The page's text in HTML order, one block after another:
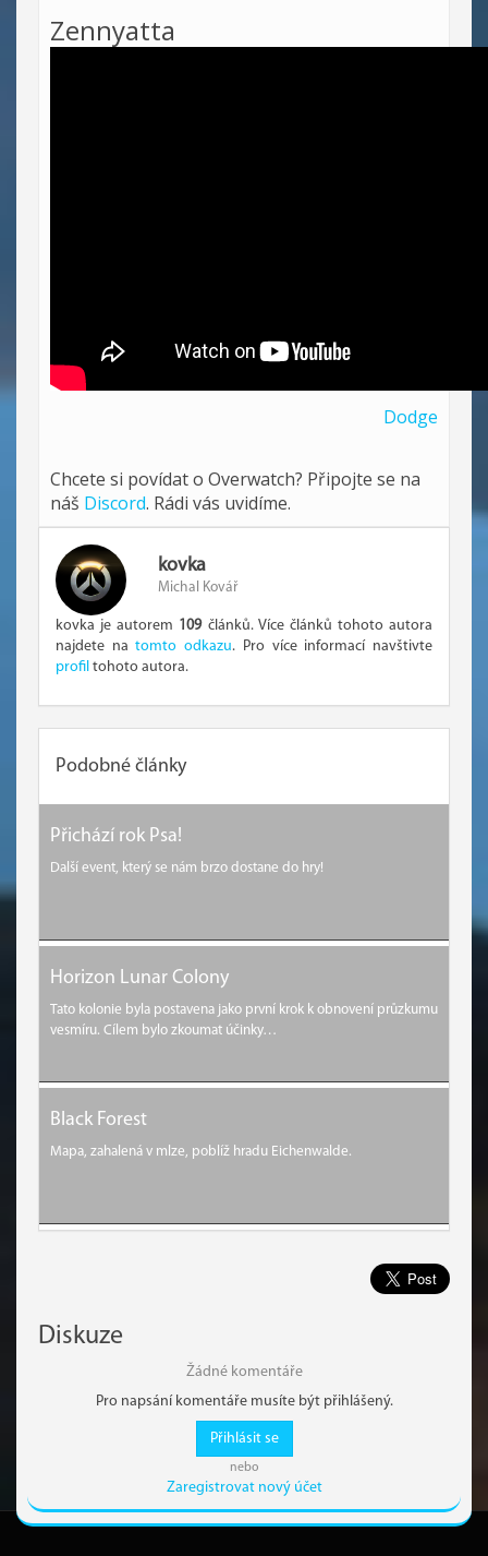
Zennyatta
Dodge
Chcete si povídat o Overwatch? Připojte se na
náš Discord. Rádi vás uvidíme.
kovka
Michal Kovář
kovka je autorem 109článků. Více článků tohoto autora
najdete natomto odkazu. Pro více informací navštivte
profil tohoto autora.
Podobné články
Přichází rok Psa!
Další event, který se nám brzo dostane do hry!
Horizon Lunar Colony
Tato kolonie byla postavena jako první krok k obnovení průzkumu
vesmíru. Cílem bylo zkoumat účinky…
Black Forest
Mapa, zahalená v mlze, poblíž hradu Eichenwalde.
Diskuze
Žádné komentáře
Pro napsání komentáře musíte být přihlášený.
Přihlásit se
nebo
Zaregistrovat nový účet